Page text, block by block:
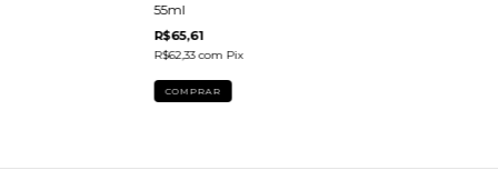
55ml
R$65,61
R$62,33com Pix